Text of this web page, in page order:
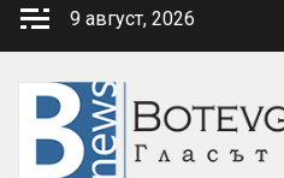
Skip
9 август, 2026